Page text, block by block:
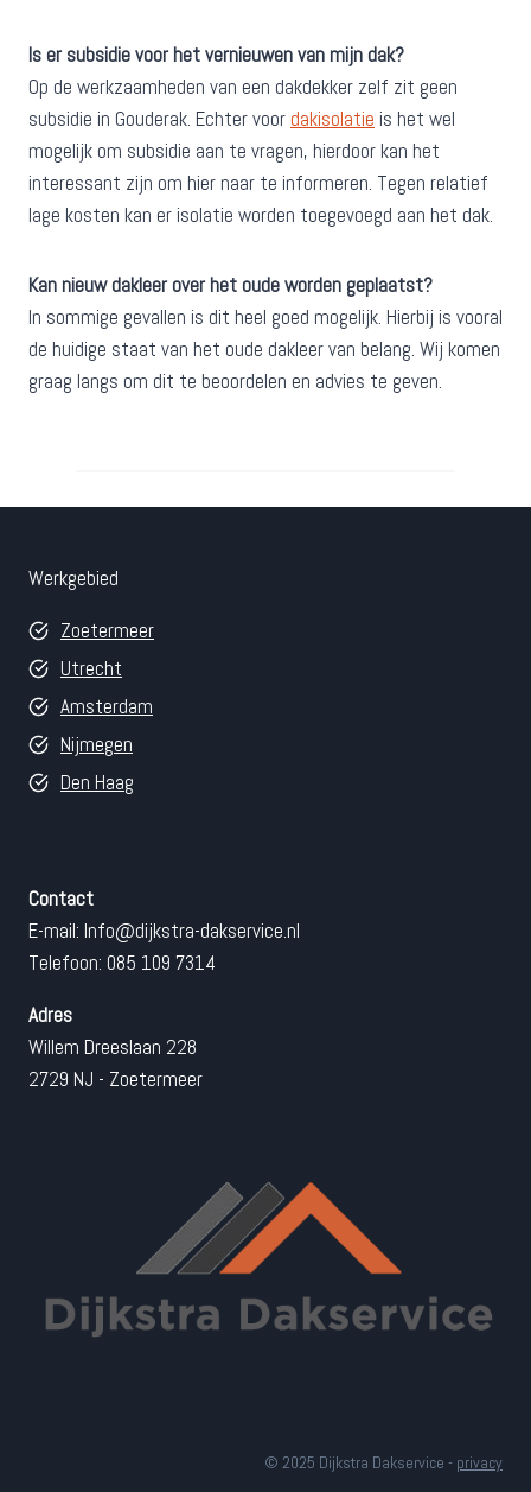
Is er subsidie voor het vernieuwen van mijn dak?
Op de werkzaamheden van een dakdekker zelf zit geen
subsidie in Gouderak. Echter voor dakisolatie is het wel
mogelijk om subsidie aan te vragen, hierdoor kan het
interessant zijn om hier naar te informeren. Tegen relatief
lage kosten kan er isolatie worden toegevoegd aan het dak.
Kan nieuw dakleer over het oude worden geplaatst?
In sommige gevallen is dit heel goed mogelijk. Hierbij is vooral
de huidige staat van het oude dakleer van belang. Wij komen
graag langs om dit te beoordelen en advies te geven.
Werkgebied
Zoetermeer
Utrecht
Amsterdam
Nijmegen
Den Haag
Contact
E-mail: Info@dijkstra-dakservice.nl
Telefoon: 085 109 7314
Adres
Willem Dreeslaan 228
2729 NJ - Zoetermeer
© 2025 Dijkstra Dakservice - privacy